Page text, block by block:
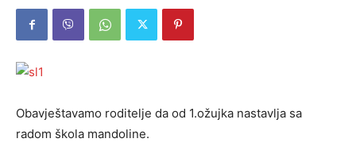
Obavještavamo roditelje da od 1.ožujka nastavlja sa
radom škola mandoline.